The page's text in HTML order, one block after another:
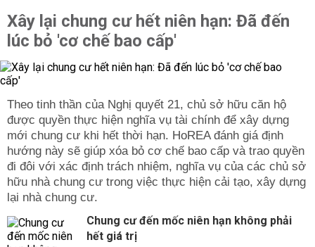
Xây lại chung cư hết niên hạn: Đã đến
lúc bỏ 'cơ chế bao cấp'
Theo tinh thần của Nghị quyết 21, chủ sở hữu căn hộ
được quyền thực hiện nghĩa vụ tài chính để xây dựng
mới chung cư khi hết thời hạn. HoREA đánh giá định
hướng này sẽ giúp xóa bỏ cơ chế bao cấp và trao quyền
đi đôi với xác định trách nhiệm, nghĩa vụ của các chủ sở
hữu nhà chung cư trong việc thực hiện cải tạo, xây dựng
lại nhà chung cư.
Chung cư đến mốc niên hạn không phải
hết giá trị